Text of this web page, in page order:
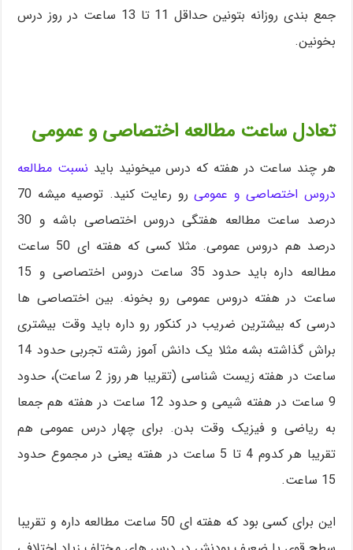
جمع بندی روزانه بتونین حداقل 11 تا 13 ساعت در روز درس
بخونین.
تعادل ساعت مطالعه اختصاصی و عمومی
هر چند ساعت در هفته که درس میخونید باید نسبت مطالعه
دروس اختصاصی و عمومی
رو رعایت کنید. توصیه میشه 70
درصد ساعت مطالعه هفتگی دروس اختصاصی باشه و 30
درصد هم دروس عمومی. مثلا کسی که هفته ای 50 ساعت
مطالعه داره باید حدود 35 ساعت دروس اختصاصی و 15
ساعت در هفته دروس عمومی رو بخونه. بین اختصاصی ها
درسی که بیشترین ضریب در کنکور رو داره باید وقت بیشتری
براش گذاشته بشه مثلا یک دانش آموز رشته تجربی حدود 14
ساعت در هفته زیست شناسی (تقریبا هر روز 2 ساعت)، حدود
9 ساعت در هفته شیمی و حدود 12 ساعت در هفته هم جمعا
به ریاضی و فیزیک وقت بدن. برای چهار درس عمومی هم
تقریبا هر کدوم 4 تا 5 ساعت در هفته یعنی در مجموع حدود
15 ساعت.
این برای کسی بود که هفته ای 50 ساعت مطالعه داره و تقریبا